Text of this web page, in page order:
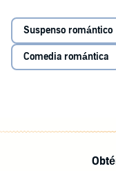
If only life were so simple.
As Tucker and Miranda
in the first place or if it’s
©2023 Aurora Rose
Suspenso romántico
Comedia romántica